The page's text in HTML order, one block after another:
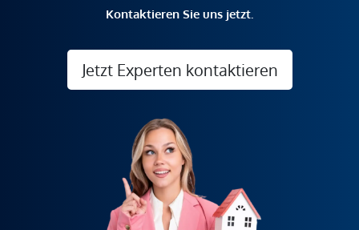
Kontaktieren Sie uns jetzt.
Jetzt Experten kontaktieren